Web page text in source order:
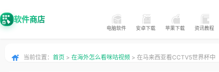
软件商店
电脑软件 安卓下载 苹果下载 资讯教程
当前位置： 首页 > 在海外怎么看咪咕视频 > 在马来西亚看CCTV5世界杯中